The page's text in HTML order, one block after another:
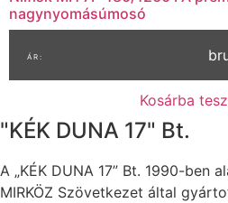
nagynyomásúmosó
Kosárba
"KÉK DUNA 17" Bt.
A „KÉK DUNA 17” Bt. 1990-ben
MIRKÖZ Szövetkezet által